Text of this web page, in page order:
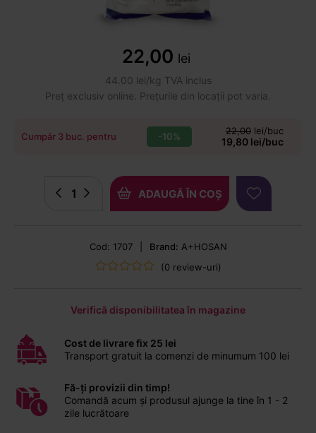
22,00 lei
44.00 lei/kg TVA inclus
Preț exclusiv online. Prețurile din locații pot varia.
Cumpăr 3 buc. pentru -10% 22,00lei/buc
19,80 lei/buc
ADAUGĂ ÎN COȘ
Cod: 1707 Brand: A+HOSAN
(0 review-uri)
Verifică disponibilitatea în magazine
Cost de livrare fix 25 lei
Transport gratuit la comenzi de minumum 100 lei
Fă-ți provizii din timp!
Comandă acum și produsul ajunge la tine în 1 - 2
zile lucrătoare